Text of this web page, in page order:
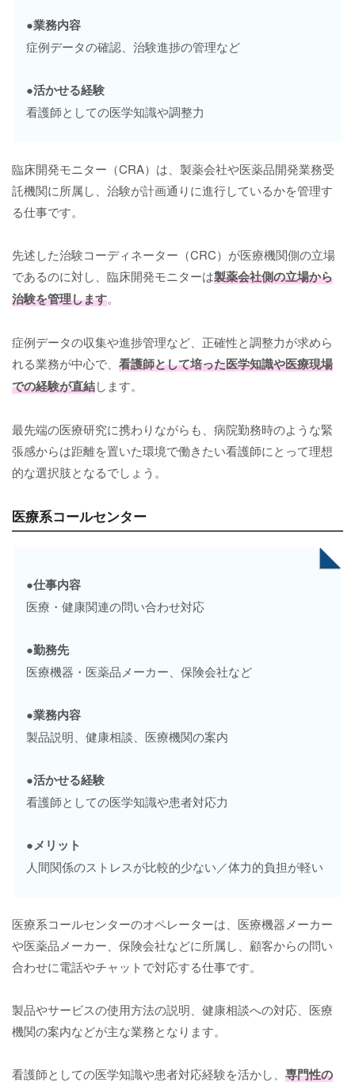
●業務内容
症例データの確認、治験進捗の管理など
●活かせる経験
看護師としての医学知識や調整力
臨床開発モニター（CRA）は、製薬会社や医薬品開発業務受
託機関に所属し、治験が計画通りに進行しているかを管理す
る仕事です。
先述した治験コーディネーター（CRC）が医療機関側の立場
であるのに対し、臨床開発モニターは製薬会社側の立場から
治験を管理します。
症例データの収集や進捗管理など、正確性と調整力が求めら
れる業務が中心で、 看護師として培った医学知識や医療現場
での経験が直結します。
最先端の医療研究に携わりながらも、病院勤務時のような緊
張感からは距離を置いた環境で働きたい看護師にとって理想
的な選択肢となるでしょう。
医療系コールセンター
●仕事内容
医療・健康関連の問い合わせ対応
●勤務先
医療機器・医薬品メーカー、保険会社など
●業務内容
製品説明、健康相談、医療機関の案内
●活かせる経験
看護師としての医学知識や患者対応力
●メリット
人間関係のストレスが比較的少ない／体力的負担が軽い
医療系コールセンターのオペレーターは、医療機器メーカー
や医薬品メーカー、保険会社などに所属し、顧客からの問い
合わせに電話やチャットで対応する仕事です。
製品やサービスの使用方法の説明、健康相談への対応、医療
機関の案内などが主な業務となります。
看護師としての医学知識や患者対応経験を活かし、 専門性の